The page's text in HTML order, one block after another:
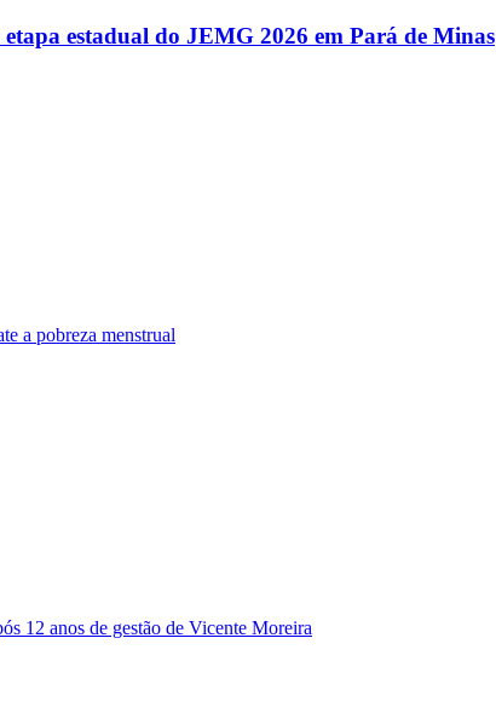
estadual do JEMG 2026 em Pará de Minas
a pobreza menstrual
12 anos de gestão de Vicente Moreira